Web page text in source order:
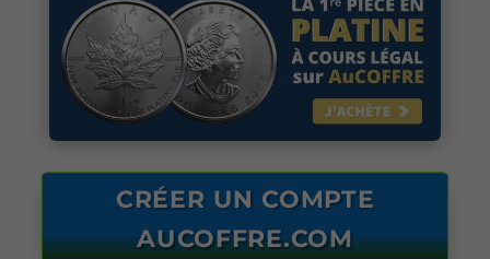
CRÉER UN COMPTE
AUCOFFRE.COM